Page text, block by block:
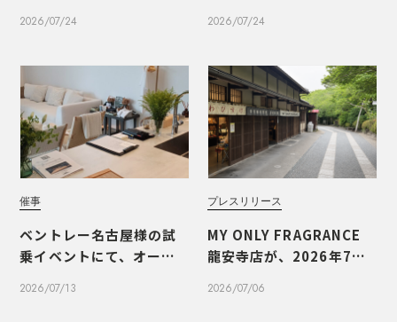
2026/07/24 2026/07/24
催事
ベントレー名古屋様の試
乗イベントにて、オーダー
ークショップを実施しま
2026/07/13
プレスリリース
MY ONLY FRAGRANCE
龍安寺店が、2026年7月1
します
2026/07/06